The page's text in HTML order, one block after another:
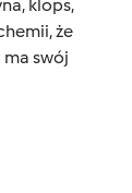
klops,
że
swój